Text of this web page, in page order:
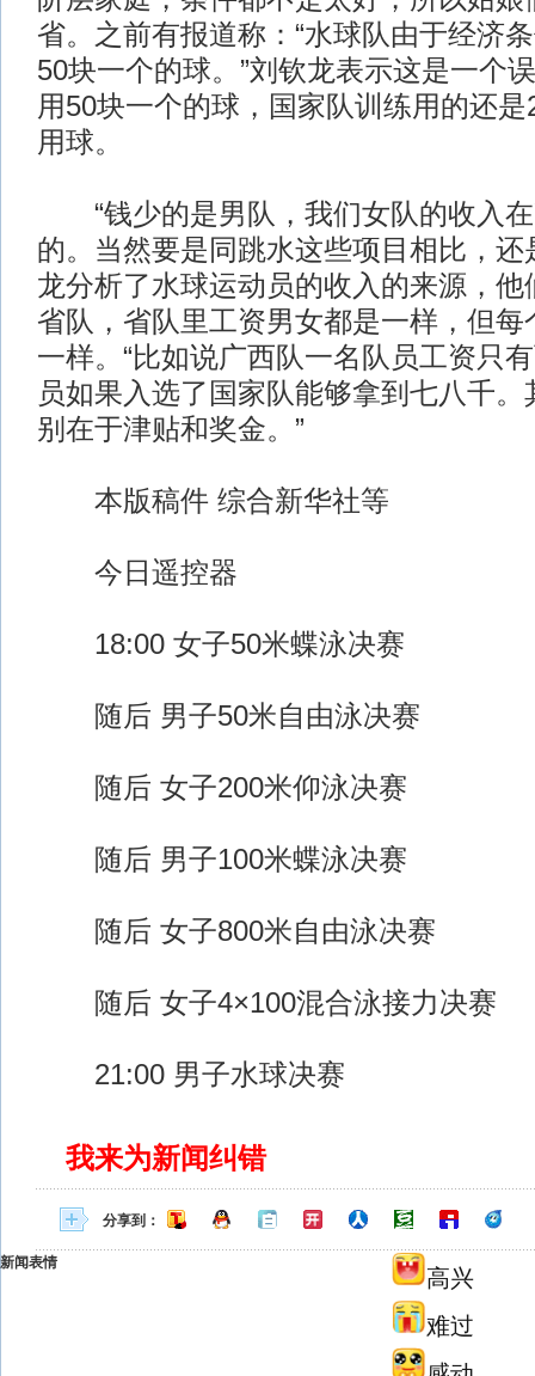
省。之前有报道称：“水球队由于经济
50块一个的球。”刘钦龙表示这是一个
用50块一个的球，国家队训练用的还
用球。
“钱少的是男队，我们女队的收入在
的。当然要是同跳水这些项目相比，还
龙分析了水球运动员的收入的来源，他
省队，省队里工资男女都是一样，但每
一样。“比如说广西队一名队员工资只
员如果入选了国家队能够拿到七八千
别在于津贴和奖金。”
本版稿件 综合新华社等
今日遥控器
18:00 女子50米蝶泳决赛
随后 男子50米自由泳决赛
随后 女子200米仰泳决赛
随后 男子100米蝶泳决赛
随后 女子800米自由泳决赛
随后 女子4×100混合泳接力决赛
21:00 男子水球决赛
我来为新闻纠错
分享到：
新闻表情
高兴
难过